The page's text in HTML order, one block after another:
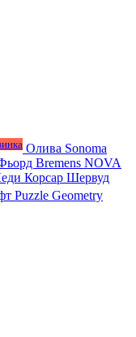
Олива Sonoma
Bremens NOVA
Корсар Шервуд
Puzzle Geometry